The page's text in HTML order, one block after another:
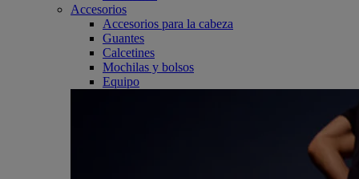
Accesorios
Accesorios para la cabeza
Guantes
Calcetines
Mochilas y bolsos
Equipo